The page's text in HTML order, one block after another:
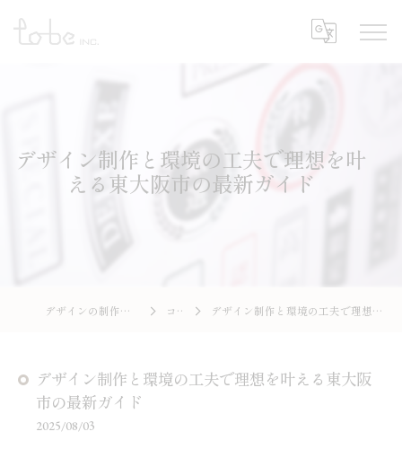
デザイン制作と環境の工夫で理想を叶
える東大阪市の最新ガイド
デザインの制作なら株式会社To-be コラム デザイン制作と環境の工夫で理想を叶える東大阪市の最新ガイド
デザイン制作と環境の工夫で理想を叶える東大阪
市の最新ガイド
2025/08/03